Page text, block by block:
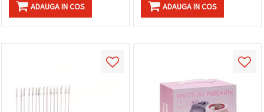
ADAUGA IN COS ADAUGA IN COS